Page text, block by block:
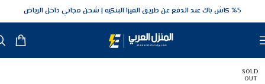
5‎% كاش باك عند الدفع عن طريق الفيزا البنكيه شحن مجاني داخل الرياض
SOLD
OUT